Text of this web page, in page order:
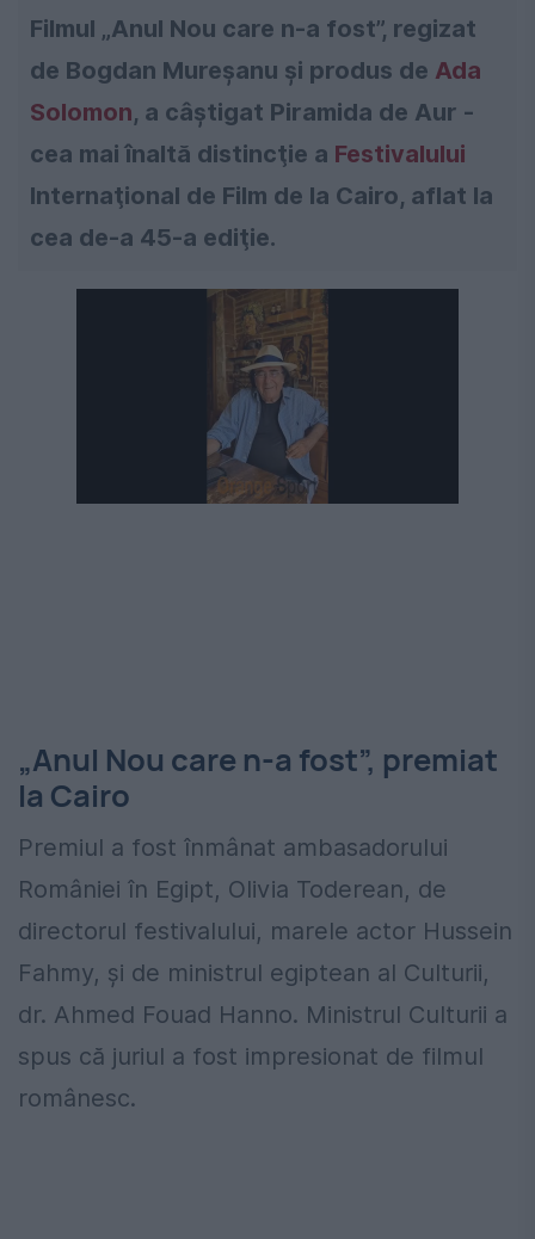
Filmul „Anul Nou care n-a fost”, regizat
de Bogdan Mureşanu şi produs de Ada
Solomon, a câştigat Piramida de Aur -
cea mai înaltă distincţie a Festivalului
Internaţional de Film de la Cairo, aflat la
cea de-a 45-a ediţie.
„Anul Nou care n-a fost”, premiat
la Cairo
Premiul a fost înmânat ambasadorului
României în Egipt, Olivia Toderean, de
directorul festivalului, marele actor Hussein
Fahmy, şi de ministrul egiptean al Culturii,
dr. Ahmed Fouad Hanno. Ministrul Culturii a
spus că juriul a fost impresionat de filmul
românesc.